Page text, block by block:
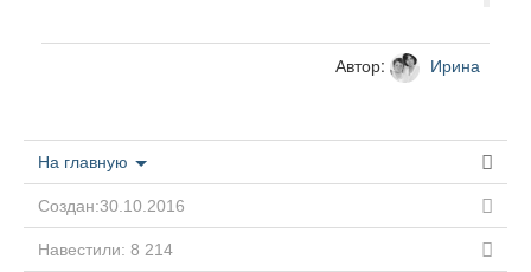
Автор: Ирина
На главную
Создан:30.10.2016
Навестили: 8 214